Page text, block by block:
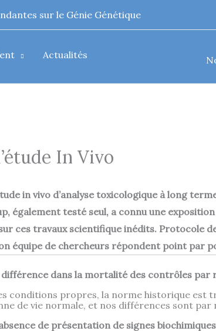
sur le Génie Génétique
Actualités
In Vivo
in vivo d’analyse toxicologique à long
également testé seul, a connu une
ces travaux scientifique inédits. Protocole
équipe de chercheurs répondent point par
différence dans la mortalité des contrôles
conditions propres, la norme historique
de vie normale, et nos différences sont par
de présentation de signes